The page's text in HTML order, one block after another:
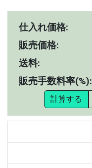
仕入れ価格:
販売価格:
送料:
販売手数料率(%):
計算する